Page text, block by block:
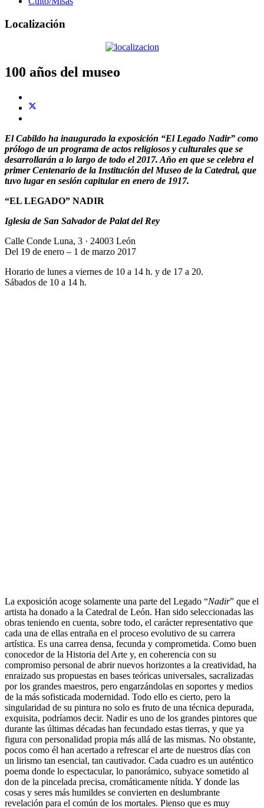
Localización
100 años del museo
El Cabildo ha inaugurado la exposición “El Legado Nadir” como
prólogo de un programa de actos religiosos y culturales que se
desarrollarán a lo largo de todo el 2017. Año en que se celebra el
primer Centenario de la Institución del Museo de la Catedral, que
tuvo lugar en sesión capitular en enero de 1917.
“EL LEGADO” NADIR
Iglesia de San Salvador de Palat del Rey
Calle Conde Luna, 3 · 24003 León
Del 19 de enero – 1 de marzo 2017
Horario de lunes a viernes de 10 a 14 h. y de 17 a 20.
Sábados de 10 a 14 h.
La exposición acoge solamente una parte del Legado “Nadir” que el
artista ha donado a la Catedral de León. Han sido seleccionadas las
obras teniendo en cuenta, sobre todo, el carácter representativo que
cada una de ellas entraña en el proceso evolutivo de su carrera
artística. Es una carrea densa, fecunda y comprometida. Como buen
conocedor de la Historia del Arte y, en coherencia con su
compromiso personal de abrir nuevos horizontes a la creatividad, ha
enraizado sus propuestas en bases teóricas universales, sacralizadas
por los grandes maestros, pero engarzándolas en soportes y medios
de la más sofisticada modernidad. Todo ello es cierto, pero la
singularidad de su pintura no solo es fruto de una técnica depurada,
exquisita, podríamos decir. Nadir es uno de los grandes pintores que
durante las últimas décadas han fecundado estas tierras, y que ya
figura con personalidad propia más allá de las mismas. No obstante,
pocos como él han acertado a refrescar el arte de nuestros días con
un lirismo tan esencial, tan cautivador. Cada cuadro es un auténtico
poema donde lo espectacular, lo panorámico, subyace sometido al
don de la pincelada precisa, cromáticamente nítida. Y donde las
cosas y seres más humildes se convierten en deslumbrante
revelación para el común de los mortales. Pienso que es muy